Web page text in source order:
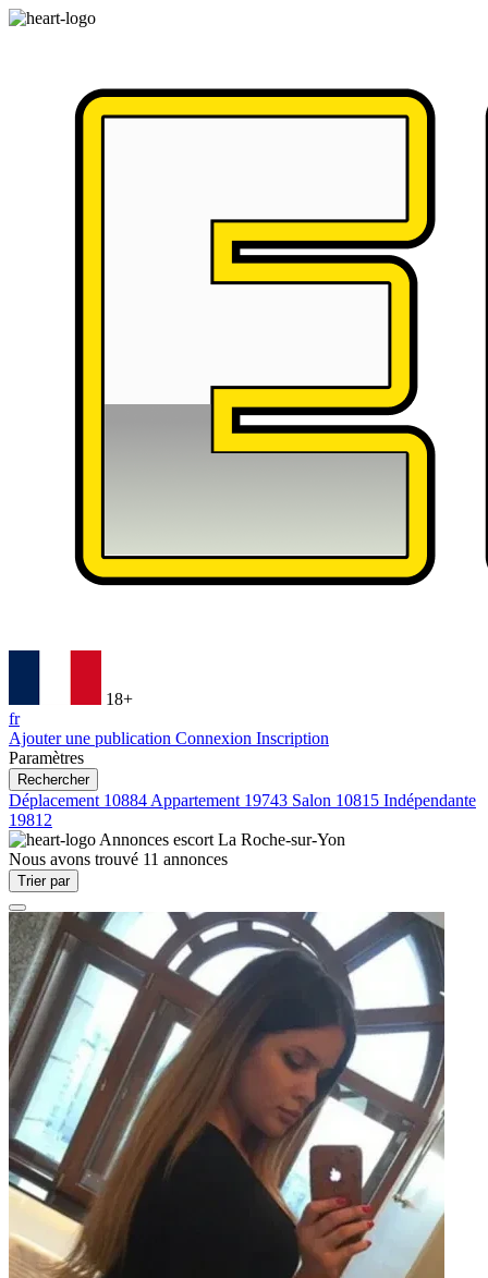
18+
fr
Ajouter une publication Connexion Inscription
Paramètres
Rechercher
Déplacement 10884 Appartement 19743 Salon 10815 Indépendante
19812
Annonces escort La Roche-sur-Yon
Nous avons trouvé 11 annonces
Trier par